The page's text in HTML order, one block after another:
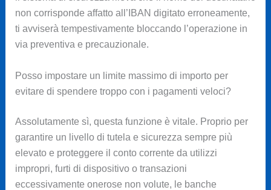
non corrisponde affatto all’IBAN digitato erroneamente,
ti avviserà tempestivamente bloccando l’operazione in
via preventiva e precauzionale.
Posso impostare un limite massimo di importo per
evitare di spendere troppo con i pagamenti veloci?
Assolutamente sì, questa funzione è vitale. Proprio per
garantire un livello di tutela e sicurezza sempre più
elevato e proteggere il conto corrente da utilizzi
impropri, furti di dispositivo o transazioni
eccessivamente onerose non volute, le banche